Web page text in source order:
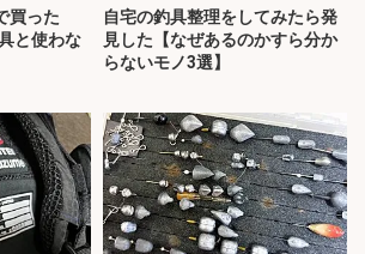
買った
と使わな
自宅の釣具整理をしてみたら発
見した【なぜあるのかすら分か
らないモノ3選】